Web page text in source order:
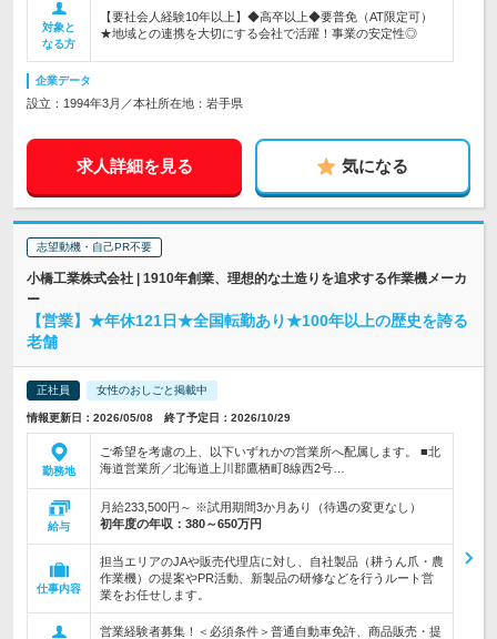
対象と
なる方
【要社会人経験10年以上】◆高卒以上◆要普免（AT限定可）
★地域との連携を大切にする会社で活躍！事業の安定性◎
企業データ
設立：1994年3月／本社所在地：岩手県
求人詳細を見る 気になる
志望動機・自己PR不要
小橋工業株式会社 | 1910年創業、理想的な土造りを追求する作業機メーカ
ー
【営業】★年休121日★全国転勤あり★100年以上の歴史を誇る
老舗
正社員 女性のおしごと掲載中
情報更新日：2026/05/08 終了予定日：2026/10/29
勤務地
ご希望を考慮の上、以下いずれかの営業所へ配属します。 ■北
海道営業所／北海道上川郡鷹栖町8線西2号…
給与
月給233,500円～ ※試用期間3か月あり（待遇の変更なし）
初年度の年収： 380～650万円
仕事内容
担当エリアのJAや販売代理店に対し、自社製品（耕うん爪・農
作業機）の提案やPR活動、新製品の研修などを行うルート営
業をお任せします。
営業経験者募集！＜必須条件＞普通自動車免許、商品販売・提